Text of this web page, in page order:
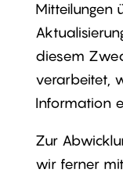
Mitteilungen
diesem
verarbeitet,
Information
Zur
wir ferner